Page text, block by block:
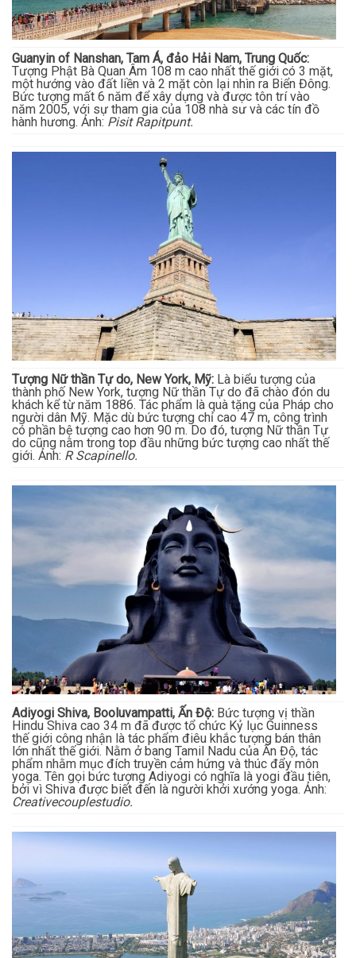
Guanyin of Nanshan, Tam Á, đảo Hải Nam, Trung Quốc:
Tượng Phật Bà Quan Âm 108 m cao nhất thế giới có 3 mặt,
một hướng vào đất liền và 2 mặt còn lại nhìn ra Biển Đông.
Bức tượng mất 6 năm để xây dựng và được tôn trí vào
năm 2005, với sự tham gia của 108 nhà sư và các tín đồ
hành hương. Ảnh: Pisit Rapitpunt.
Tượng Nữ thần Tự do, New York, Mỹ: Là biểu tượng của
thành phố New York, tượng Nữ thần Tự do đã chào đón du
khách kể từ năm 1886. Tác phẩm là quà tặng của Pháp cho
người dân Mỹ. Mặc dù bức tượng chỉ cao 47 m, công trình
có phần bệ tượng cao hơn 90 m. Do đó, tượng Nữ thần Tự
do cũng nằm trong top đầu những bức tượng cao nhất thế
giới. Ảnh: R Scapinello.
Adiyogi Shiva, Booluvampatti, Ấn Độ: Bức tượng vị thần
Hindu Shiva cao 34 m đã được tổ chức Kỷ lục Guinness
thế giới công nhận là tác phẩm điêu khắc tượng bán thân
lớn nhất thế giới. Nằm ở bang Tamil Nadu của Ấn Độ, tác
phẩm nhằm mục đích truyền cảm hứng và thúc đẩy môn
yoga. Tên gọi bức tượng Adiyogi có nghĩa là yogi đầu tiên,
bởi vì Shiva được biết đến là người khởi xướng yoga. Ảnh:
Creativecouplestudio.